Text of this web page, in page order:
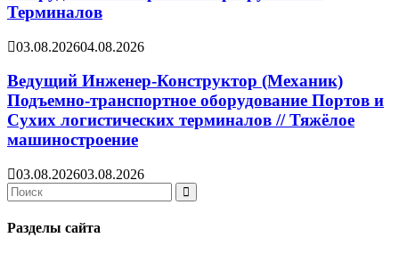
Терминалов
03.08.202604.08.2026
Ведущий Инженер-Конструктор (Механик)
Подъемно-транспортное оборудование Портов и
Сухих логистических терминалов // Тяжёлое
машиностроение
03.08.202603.08.2026
Search
for:
Search
Разделы сайта